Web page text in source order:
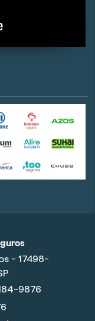
- 17498-
9876